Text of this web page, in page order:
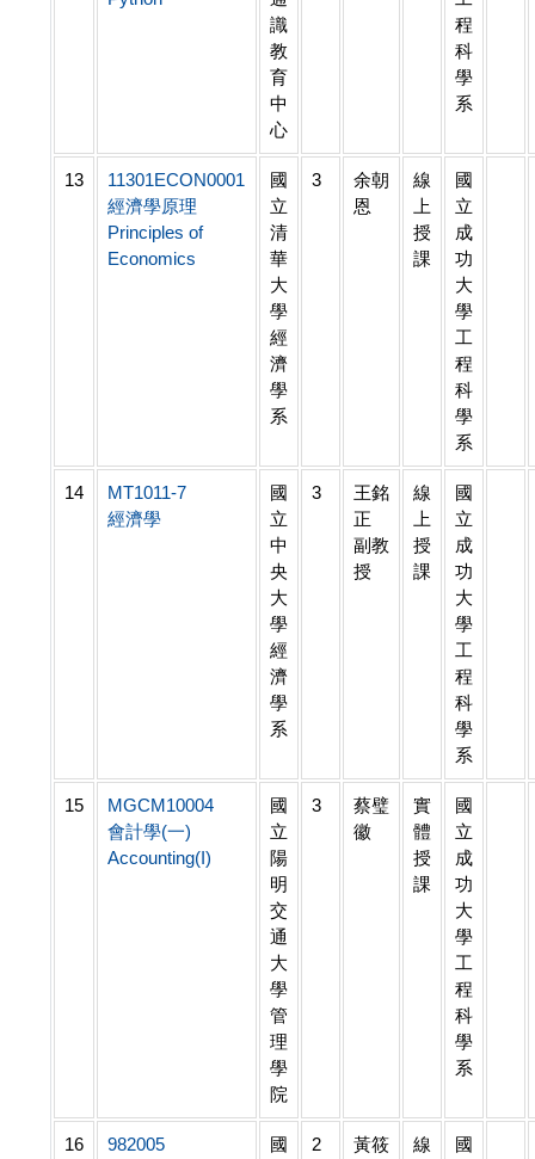
識
教
育
中
心
程
科
學
系
13
11301ECON0001
經濟學原理
Principles of
Economics
國
立
清
華
大
學
經
濟
學
系
3
余朝
恩
線
上
授
課
國
立
成
功
大
學
工
程
科
學
系
14
MT1011-7
經濟學
國
立
中
央
大
學
經
濟
學
系
3
王銘
正
副教
授
線
上
授
課
國
立
成
功
大
學
工
程
科
學
系
15
MGCM10004
會計學(一)
Accounting(I)
國
立
陽
明
交
通
大
學
管
理
學
院
3
蔡璧
徽
實
體
授
課
國
立
成
功
大
學
工
程
科
學
系
16 982005 國 2 黃筱 線 國